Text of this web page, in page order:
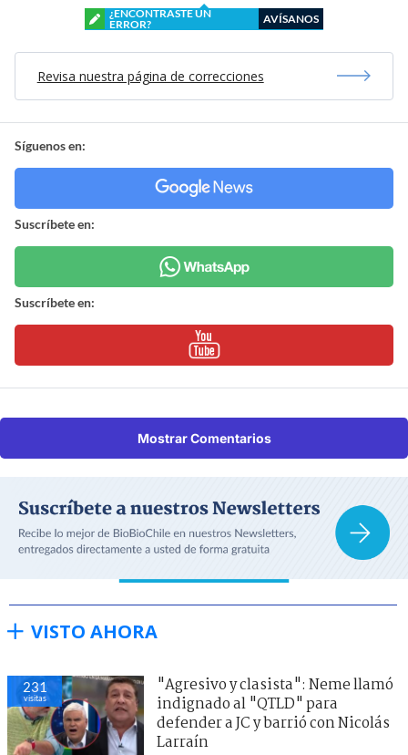
¿ENCONTRASTE UN
ERROR?
AVÍSANOS
Revisa nuestra página de correcciones
Síguenos en:
Suscríbete en:
Suscríbete en:
Mostrar Comentarios
VISTO AHORA
231
visitas
"Agresivo y clasista": Neme llamó
indignado al "QTLD" para
defender a JC y barrió con Nicolás
Larraín